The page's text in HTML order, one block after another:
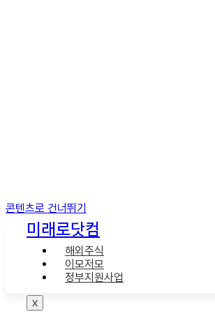
콘텐츠로 건너뛰기
미래로닷컴
해외주식
이모저모
정부지원사업
X